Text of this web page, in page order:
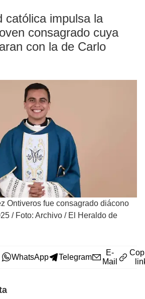
católica impulsa la
consagrado cuya
con la de Carlo
Ontiveros fue consagrado diácono
/ Foto: Archivo / El Heraldo de
WhatsApp Telegram
E-
Mail